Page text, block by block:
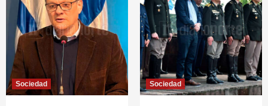
Sociedad Sociedad